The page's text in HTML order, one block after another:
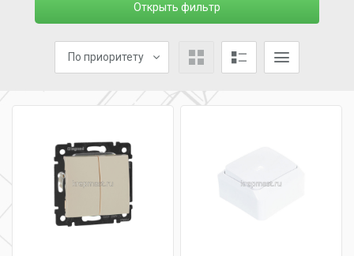
Открыть фильтр
По приоритету